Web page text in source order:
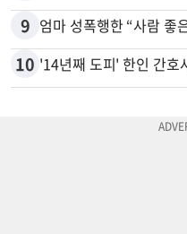
9
10 '14년째 도피' 한인 간